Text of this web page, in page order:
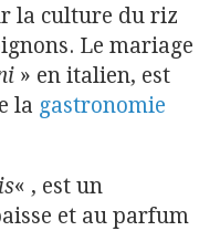
la culture du riz
Le mariage
» en italien, est
la gastronomie
« , est un
et au parfum